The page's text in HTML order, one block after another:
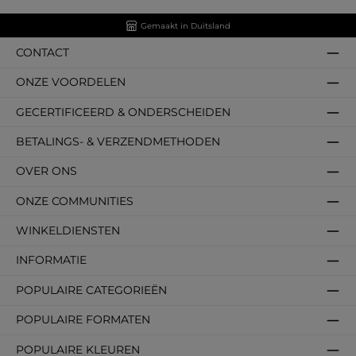
Gemaakt in Duitsland
CONTACT
WINKELDIENSTEN
INFORMATIE
POPULAIRE CATEGORIEËN
POPULAIRE FORMATEN
POPULAIRE KLEUREN
BETALINGS- & VERZENDMETHODEN
OVER ONS
GECERTIFICEERD & ONDERSCHEIDEN
ONZE VOORDELEN
ONZE COMMUNITIES